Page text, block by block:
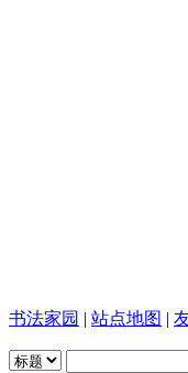
书法家园 | 站点地图 |